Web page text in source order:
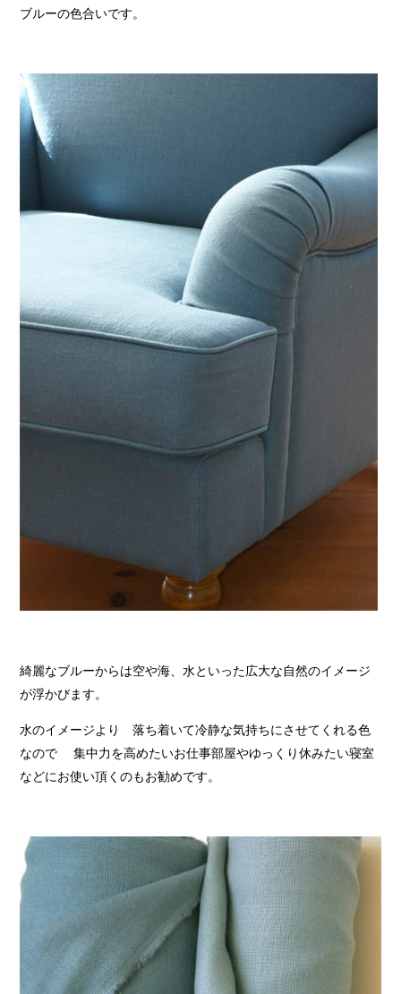
ブルーの色合いです。
綺麗なブルーからは空や海、水といった広大な自然のイメージ
が浮かびます。
水のイメージより 落ち着いて冷静な気持ちにさせてくれる色
なので 集中力を高めたいお仕事部屋やゆっくり休みたい寝室
などにお使い頂くのもお勧めです。